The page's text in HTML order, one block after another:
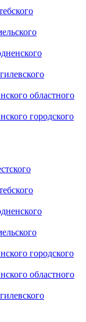
областного
городского
городского
областного